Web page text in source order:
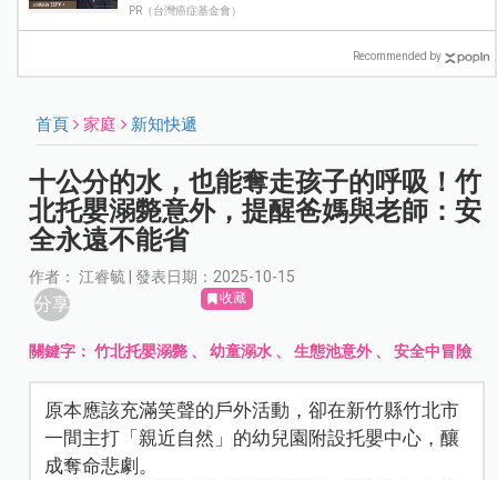
PR（台灣癌症基金會）
Recommended by
首頁 家庭 新知快遞
十公分的水，也能奪走孩子的呼吸！竹
北托嬰溺斃意外，提醒爸媽與老師：安
全永遠不能省
作者： 江睿毓 | 發表日期：2025-10-15
分享 收藏
關鍵字：竹北托嬰溺斃 、幼童溺水 、生態池意外、安全中冒險
原本應該充滿笑聲的戶外活動，卻在新竹縣竹北市
一間主打「親近自然」的幼兒園附設托嬰中心，釀
成奪命悲劇。